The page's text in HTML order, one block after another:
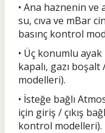
• Ana haznenin ve
su, cıva ve mBar
basınç kontrol
• Üç konumlu
kapalı, gazı
modelleri).
• İsteğe bağlı
için giriş / çıkış
kontrol modelleri).